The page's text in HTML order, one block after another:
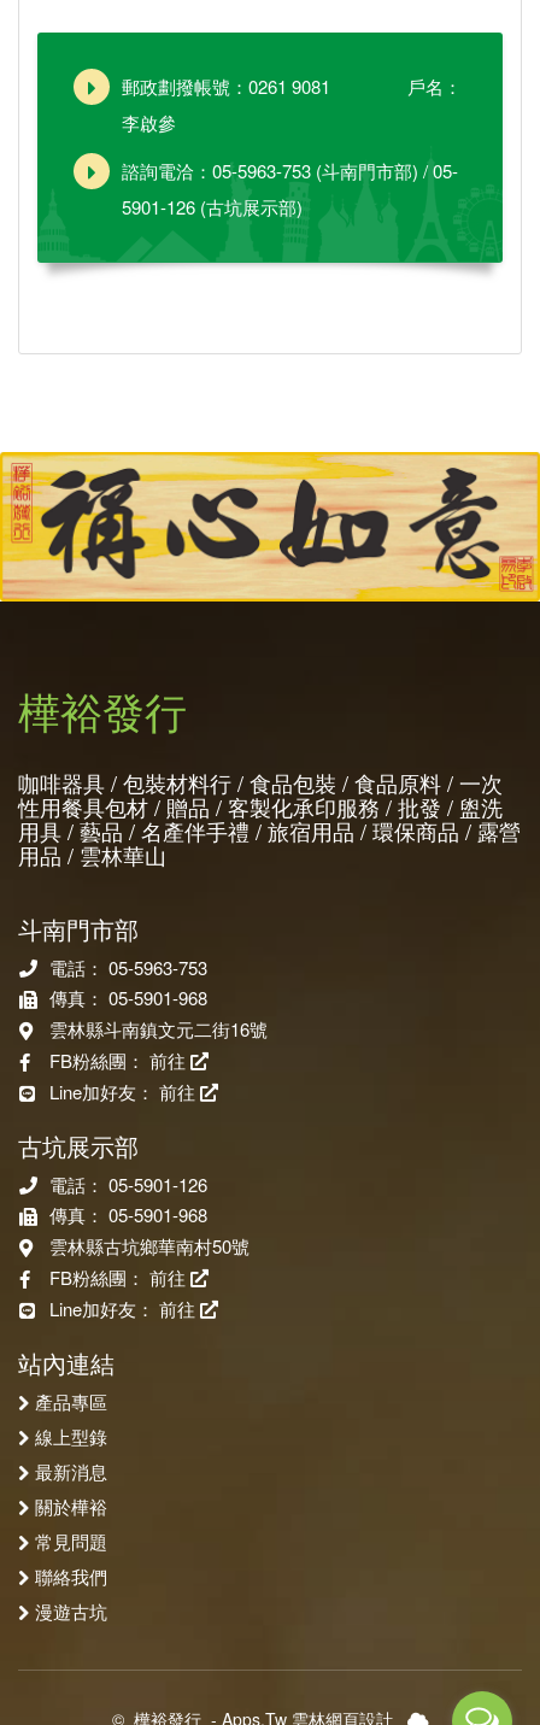
郵政劃撥帳號：0261 9081 戶名：
李啟參
諮詢電洽：05-5963-753 (斗南門市部) / 05-
5901-126 (古坑展示部)
樺裕發行
咖啡器具 / 包裝材料行 / 食品包裝 / 食品原料 / 一次
性用餐具包材 / 贈品 / 客製化承印服務 / 批發 / 盥洗
用具 / 藝品 / 名產伴手禮 / 旅宿用品 / 環保商品 / 露營
用品 / 雲林華山
斗南門市部
電話： 05-5963-753
傳真： 05-5901-968
雲林縣斗南鎮文元二街16號
FB粉絲團： 前往
Line加好友： 前往
古坑展示部
電話： 05-5901-126
傳真： 05-5901-968
雲林縣古坑鄉華南村50號
FB粉絲團： 前往
Line加好友： 前往
站內連結
產品專區
線上型錄
最新消息
關於樺裕
常見問題
聯絡我們
漫遊古坑
© 樺裕發行- Apps.Tw 雲林網頁設計